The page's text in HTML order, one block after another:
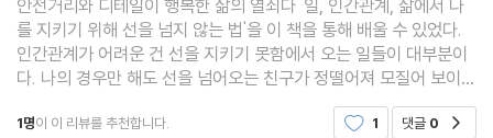
Chapter 6. 선을 지켜야 사랑도 지킬 수 있다
사랑하는 사람 사이에 존중이 없으면
불평하며 보내기엔 인생이 짧다
안전거리와 디테일이 행복한 삶의 열쇠다 '일, 인간관계, 삶에서 나
를 지키기 위해 선을 넘지 않는 법'을 이 책을 통해 배울 수 있었다.
인간관계가 어려운 건 선을 지키기 못함에서 오는 일들이 대부분이
다. 나의 경우만 해도 선을 넘어오는 친구가 정떨어져 모질어 보이지
만 절교한 경우도 더러 있고, 지나고 생각해 보니 내가 상대방에게
선을 넘긴 경우도 더러 있었다. 그저 먹는
1명이 이 리뷰를 추천합니다. 1 댓글 0